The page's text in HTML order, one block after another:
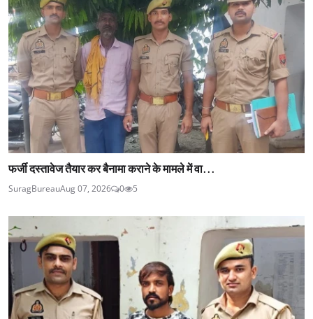
फर्जी दस्तावेज तैयार कर बैनामा कराने के मामले में वा...
SuragBureauAug 07, 2026 0 5